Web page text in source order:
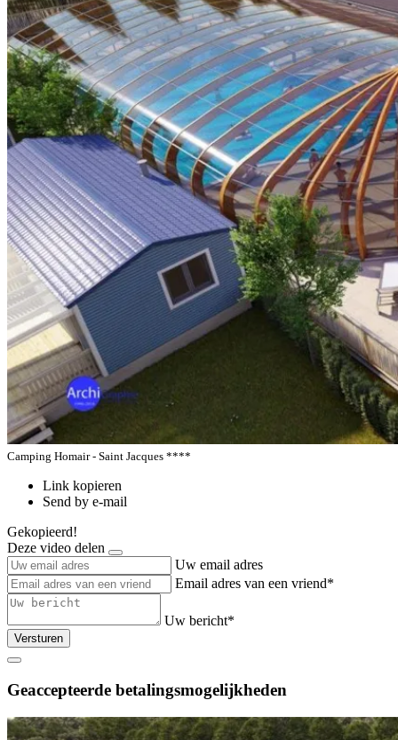
Camping Homair - Saint Jacques ****
Link kopieren
Send by e-mail
Gekopieerd!
Deze video delen
Uw email adres
Email adres van een vriend*
Uw bericht*
Versturen
Geaccepteerde betalingsmogelijkheden